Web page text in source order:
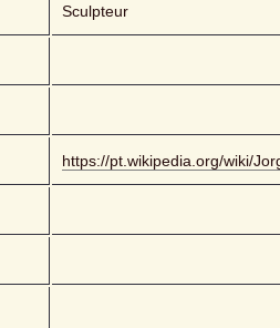
Sculpteur
https://pt.wikipedia.org/wiki/